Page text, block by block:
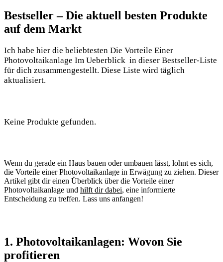
Bestseller – Die aktuell besten Produkte
auf dem Markt
Ich‍ habe hier die beliebtesten ​Die Vorteile Einer
Photovoltaikanlage Im Ueberblick ⁤ in dieser Bestseller-Liste
für ‌dich zusammengestellt. Diese Liste wird täglich
aktualisiert.‌
Keine Produkte gefunden.
Wenn du gerade ⁤ein Haus​ bauen oder umbauen lässt, lohnt es sich,
die Vorteile einer Photovoltaikanlage ⁣in Erwägung zu ziehen. Dieser
Artikel gibt dir einen Überblick über die Vorteile einer
Photovoltaikanlage und hilft dir dabei,⁤ eine informierte
‍Entscheidung zu treffen. Lass uns anfangen!
1. Photovoltaikanlagen: Wovon Sie
profitieren